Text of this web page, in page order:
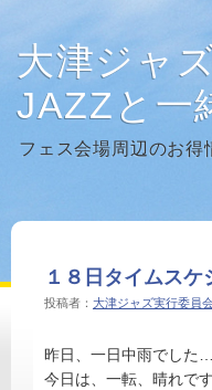
大津ジャ
JAZZと一
フェス会場周辺のお得
１８日タイムスケ
投稿者： 大津ジャズ実行委員
昨日、一日中雨でした
今日は、一転、晴れです